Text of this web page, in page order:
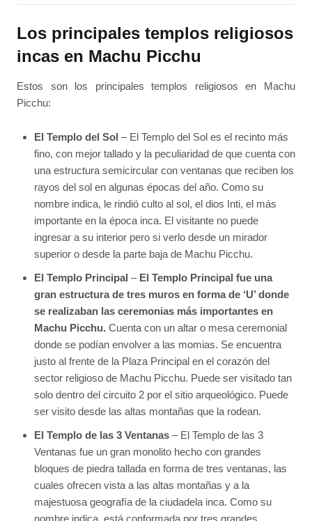
Los principales templos religiosos
incas en Machu Picchu
Estos son los principales templos religiosos en Machu
Picchu:
El Templo del Sol – El Templo del Sol es el recinto más
fino, con mejor tallado y la peculiaridad de que cuenta con
una estructura semicircular con ventanas que reciben los
rayos del sol en algunas épocas del año. Como su
nombre indica, le rindió culto al sol, el dios Inti, el más
importante en la época inca. El visitante no puede
ingresar a su interior pero si verlo desde un mirador
superior o desde la parte baja de Machu Picchu.
El Templo Principal – El Templo Principal fue una
gran estructura de tres muros en forma de ‘U’ donde
se realizaban las ceremonias más importantes en
Machu Picchu.Cuenta con un altar o mesa ceremonial
donde se podían envolver a las momias. Se encuentra
justo al frente de la Plaza Principal en el corazón del
sector religioso de Machu Picchu. Puede ser visitado tan
solo dentro del circuito 2 por el sitio arqueológico. Puede
ser visito desde las altas montañas que la rodean.
El Templo de las 3 Ventanas– El Templo de las 3
Ventanas fue un gran monolito hecho con grandes
bloques de piedra tallada en forma de tres ventanas, las
cuales ofrecen vista a las altas montañas y a la
majestuosa geografía de la ciudadela inca. Como su
nombre indica, está conformada por tres grandes